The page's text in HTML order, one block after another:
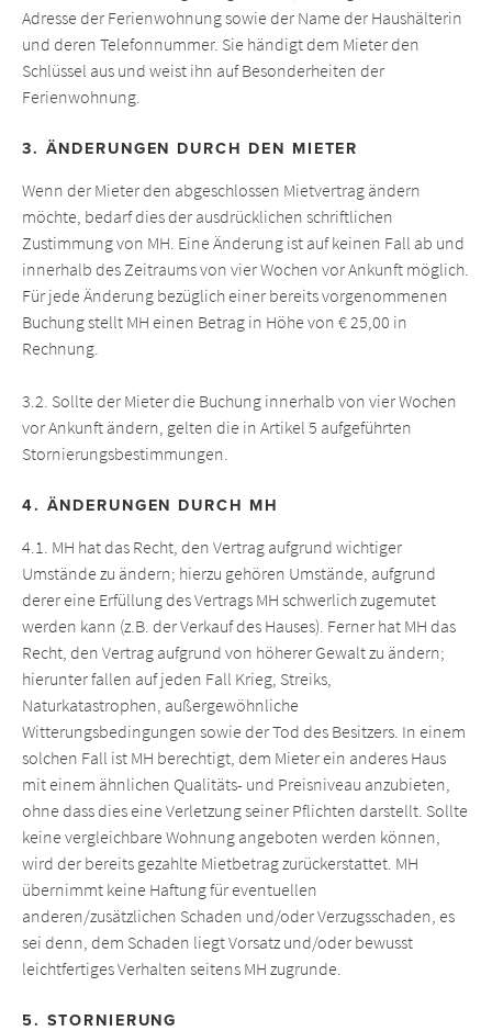
Adresse der Ferienwohnung sowie der Name der Haushälterin
und deren Telefonnummer. Sie händigt dem Mieter den
Schlüssel aus und weist ihn auf Besonderheiten der
Ferienwohnung.
3. ÄNDERUNGEN DURCH DEN MIETER
Wenn der Mieter den abgeschlossen Mietvertrag ändern
möchte, bedarf dies der ausdrücklichen schriftlichen
Zustimmung von MH. Eine Änderung ist auf keinen Fall ab und
innerhalb des Zeitraums von vier Wochen vor Ankunft möglich.
Für jede Änderung bezüglich einer bereits vorgenommenen
Buchung stellt MH einen Betrag in Höhe von € 25,00 in
Rechnung.
3.2. Sollte der Mieter die Buchung innerhalb von vier Wochen
vor Ankunft ändern, gelten die in Artikel 5 aufgeführten
Stornierungsbestimmungen.
4. ÄNDERUNGEN DURCH MH
4.1. MH hat das Recht, den Vertrag aufgrund wichtiger
Umstände zu ändern; hierzu gehören Umstände, aufgrund
derer eine Erfüllung des Vertrags MH schwerlich zugemutet
werden kann (z.B. der Verkauf des Hauses). Ferner hat MH das
Recht, den Vertrag aufgrund von höherer Gewalt zu ändern;
hierunter fallen auf jeden Fall Krieg, Streiks,
Naturkatastrophen, außergewöhnliche
Witterungsbedingungen sowie der Tod des Besitzers. In einem
solchen Fall ist MH berechtigt, dem Mieter ein anderes Haus
mit einem ähnlichen Qualitäts- und Preisniveau anzubieten,
ohne dass dies eine Verletzung seiner Pflichten darstellt. Sollte
keine vergleichbare Wohnung angeboten werden können,
wird der bereits gezahlte Mietbetrag zurückerstattet. MH
übernimmt keine Haftung für eventuellen
anderen/zusätzlichen Schaden und/oder Verzugsschaden, es
sei denn, dem Schaden liegt Vorsatz und/oder bewusst
leichtfertiges Verhalten seitens MH zugrunde.
5. STORNIERUNG